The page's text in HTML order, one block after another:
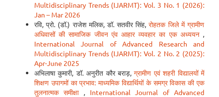
Multidisciplinary Trends (IJARMT): Vol. 3 No. 1 (2026):
Jan – Mar 2026
रवि, प्रो. (डॉ.) राजेश मलिक, डॉ. सतवीर सिंह,रोहतक जिले में ग्रामीण
अधिवासों की सामाजिक जीवन एंव आहार व्यवहार का एक अध्ययन ,
International Journal of Advanced Research and
Multidisciplinary Trends (IJARMT): Vol. 2 No. 2 (2025):
Apr-June 2025
अभिलाषा कुमारी, डॉ. अनुरीत कौर बराड़,ग्रामीण एवं शहरी विद्यालयों में
शिक्षण उपागमों का प्रभाव: माध्यमिक विद्यार्थियों के समग्र विकास की एक
तुलनात्मक समीक्षा , International Journal of Advanced